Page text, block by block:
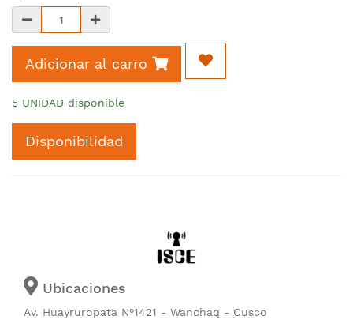
Adicionar al carro
5 UNIDAD disponible
Disponibilidad
Ubicaciones
Av. Huayruropata N°1421 - Wanchaq - Cusco